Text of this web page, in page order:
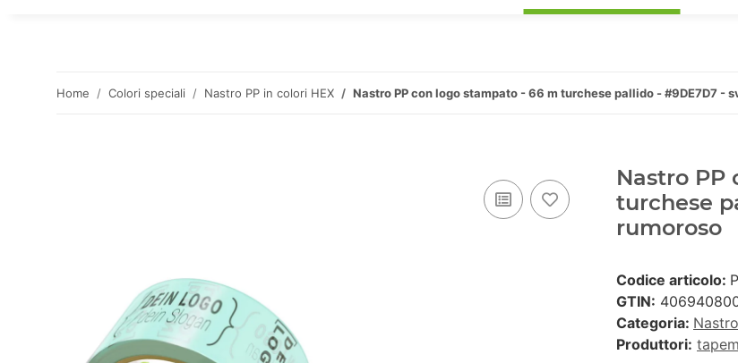
Home Colori speciali Nastro PP in colori HEX Nastro PP con logo stampato - 66 m turchese pallido - #9DE7D7 -
Nastro PP
turchese
rumoroso
Codice articolo:
GTIN:
Categoria:
Produttori: